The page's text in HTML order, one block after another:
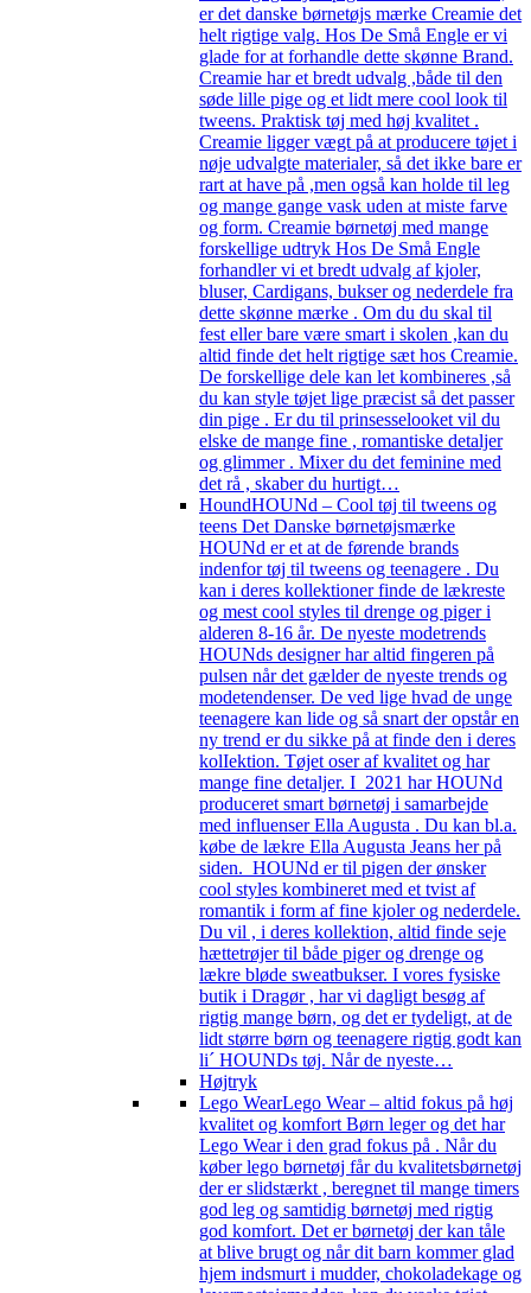
er det danske børnetøjs mærke Creamie det
helt rigtige valg. Hos De Små Engle er vi
glade for at forhandle dette skønne Brand.
Creamie har et bredt udvalg ,både til den
søde lille pige og et lidt mere cool look til
tweens. Praktisk tøj med høj kvalitet .
Creamie ligger vægt på at producere tøjet i
nøje udvalgte materialer, så det ikke bare er
rart at have på ,men også kan holde til leg
og mange gange vask uden at miste farve
og form. Creamie børnetøj med mange
forskellige udtryk Hos De Små Engle
forhandler vi et bredt udvalg af kjoler,
bluser, Cardigans, bukser og nederdele fra
dette skønne mærke . Om du du skal til
fest eller bare være smart i skolen ,kan du
altid finde det helt rigtige sæt hos Creamie.
De forskellige dele kan let kombineres ,så
du kan style tøjet lige præcist så det passer
din pige . Er du til prinsesselooket vil du
elske de mange fine , romantiske detaljer
og glimmer . Mixer du det feminine med
det rå , skaber du hurtigt…
HoundHOUNd – Cool tøj til tweens og
teens Det Danske børnetøjsmærke
HOUNd er et at de førende brands
indenfor tøj til tweens og teenagere . Du
kan i deres kollektioner finde de lækreste
og mest cool styles til drenge og piger i
alderen 8-16 år. De nyeste modetrends
HOUNds designer har altid fingeren på
pulsen når det gælder de nyeste trends og
modetendenser. De ved lige hvad de unge
teenagere kan lide og så snart der opstår en
ny trend er du sikke på at finde den i deres
kolIektion. Tøjet oser af kvalitet og har
mange fine detaljer. I 2021 har HOUNd
produceret smart børnetøj i samarbejde
med influenser Ella Augusta . Du kan bl.a.
købe de lækre Ella Augusta Jeans her på
siden. HOUNd er til pigen der ønsker
cool styles kombineret med et tvist af
romantik i form af fine kjoler og nederdele.
Du vil , i deres kollektion, altid finde seje
hættetrøjer til både piger og drenge og
lækre bløde sweatbukser. I vores fysiske
butik i Dragør , har vi dagligt besøg af
rigtig mange børn, og det er tydeligt, at de
lidt større børn og teenagere rigtig godt kan
li´ HOUNDs tøj. Når de nyeste…
Højtryk
Lego WearLego Wear – altid fokus på høj
kvalitet og komfort Børn leger og det har
Lego Wear i den grad fokus på . Når du
køber lego børnetøj får du kvalitetsbørnetøj
der er slidstærkt , beregnet til mange timers
god leg og samtidig børnetøj med rigtig
god komfort. Det er børnetøj der kan tåle
at blive brugt og når dit barn kommer glad
hjem indsmurt i mudder, chokoladekage og